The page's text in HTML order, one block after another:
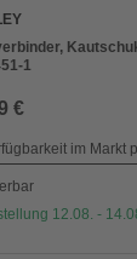
1
€
im Markt
12.08. -